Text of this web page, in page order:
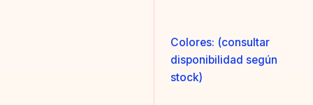
Colores: (consultar
disponibilidad según
stock)